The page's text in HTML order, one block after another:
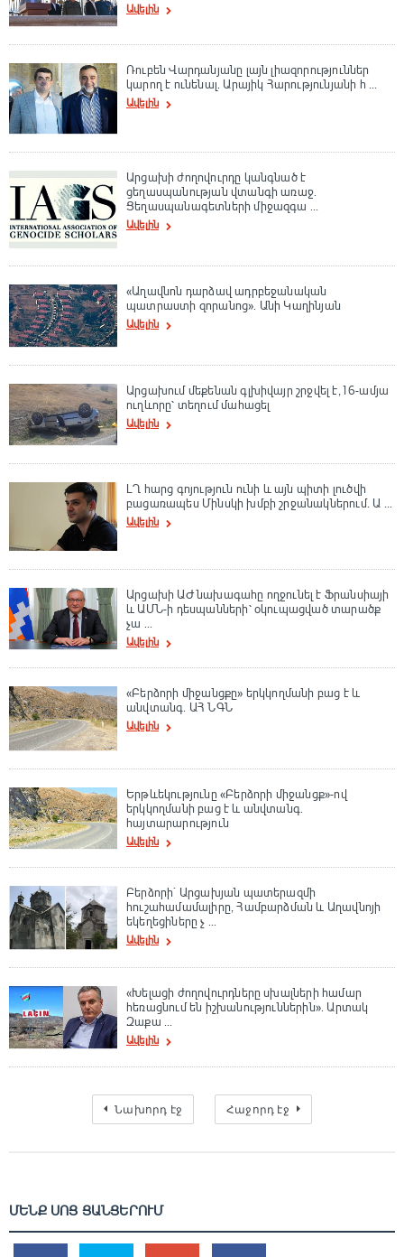
Ավելին
Ռուբեն Վարդանյանը լայն լիազորություններ
կարող է ունենալ. Արայիկ Հարությունյանի հ ...
Ավելին
Արցախի ժողովուրդը կանգնած է
ցեղասպանության վտանգի առաջ.
Ցեղասպանագետների միջազգա ...
Ավելին
«Աղավնոն դարձավ ադրբեջանական
պատրաստի զորանոց». Անի Կաղինյան
Ավելին
Արցախում մեքենան գլխիվայր շրջվել է,16-ամյա
ուղևորը՝ տեղում մահացել
Ավելին
ԼՂ հարց գոյություն ունի և այն պիտի լուծվի
բացառապես Մինսկի խմբի շրջանակներում. Ա ...
Ավելին
Արցախի ԱԺ նախագահը ողջունել է Ֆրանսիայի
և ԱՄՆ-ի դեսպանների՝ օկուպացված տարածք
չա ...
Ավելին
«Բերձորի միջանցքը» երկկողմանի բաց է և
անվտանգ. ԱՀ ՆԳՆ
Ավելին
Երթևեկությունը «Բերձորի միջանցք»-ով
երկկողմանի բաց է և անվտանգ.
հայտարարություն
Ավելին
Բերձորի` Արցախյան պատերազմի
հուշահամամալիրը, Համբարձման և Աղավնոյի
եկեղեցիները չ ...
Ավելին
«Խելացի ժողովուրդները սխալների համար
հեռացնում են իշխանություններին». Արտակ
Զաքա ...
Ավելին
Նախորդ էջ Հաջորդ էջ
ՄԵՆՔ ՍՈՑ ՑԱՆՑԵՐՈՒՄ